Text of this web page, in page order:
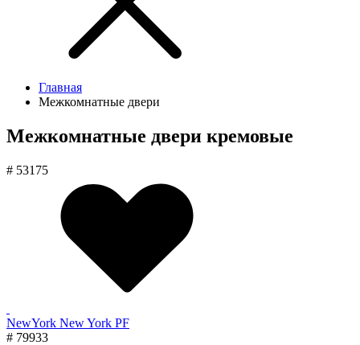
Главная
Межкомнатные двери
Межкомнатные двери кремовые
# 53175
NewYork New York PF
# 79933